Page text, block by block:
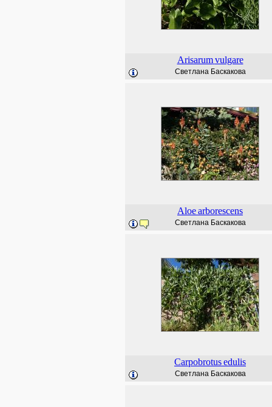
Arisarum vulgare
Светлана Баскакова
Aloearborescens
Светлана Баскакова
Carpobrotusedulis
Светлана Баскакова